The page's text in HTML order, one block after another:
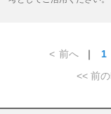
< 前へ ｜ 1
<< 前